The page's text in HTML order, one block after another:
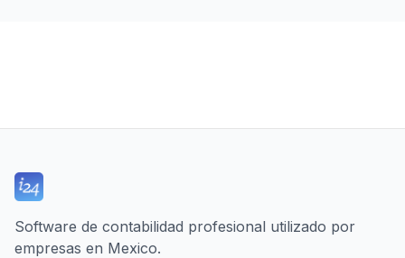
Software de contabilidad profesional utilizado por
empresas en Mexico.